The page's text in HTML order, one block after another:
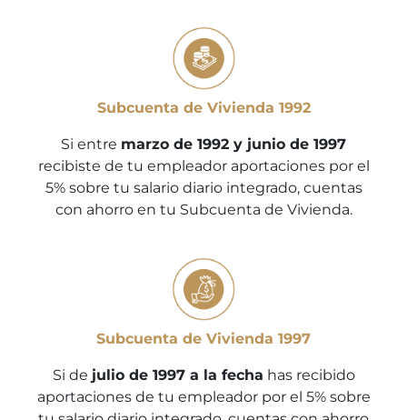
Subcuenta de Vivienda 1992
Si entre marzo de 1992 y junio de 1997
recibiste de tu empleador aportaciones por el
5% sobre tu salario diario integrado, cuentas
con ahorro en tu Subcuenta de Vivienda.
Subcuenta de Vivienda 1997
Si de julio de 1997 a la fecha has recibido
aportaciones de tu empleador por el 5% sobre